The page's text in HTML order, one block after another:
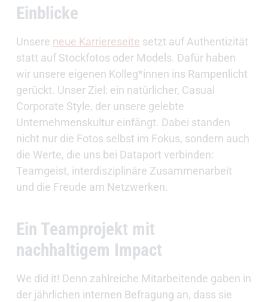
Einblicke
Unsere neue Karriereseite setzt auf Authentizität
statt auf Stockfotos oder Models. Dafür haben
wir unsere eigenen Kolleg*innen ins Rampenlicht
gerückt. Unser Ziel: ein natürlicher, Casual
Corporate Style, der unsere gelebte
Unternehmenskultur einfängt. Dabei standen
nicht nur die Fotos selbst im Fokus, sondern auch
die Werte, die uns bei Dataport verbinden:
Teamgeist, interdisziplinäre Zusammenarbeit
und die Freude am Netzwerken.
Ein Teamprojekt mit
nachhaltigem Impact
We did it! Denn zahlreiche Mitarbeitende gaben in
der jährlichen internen Befragung an, dass sie